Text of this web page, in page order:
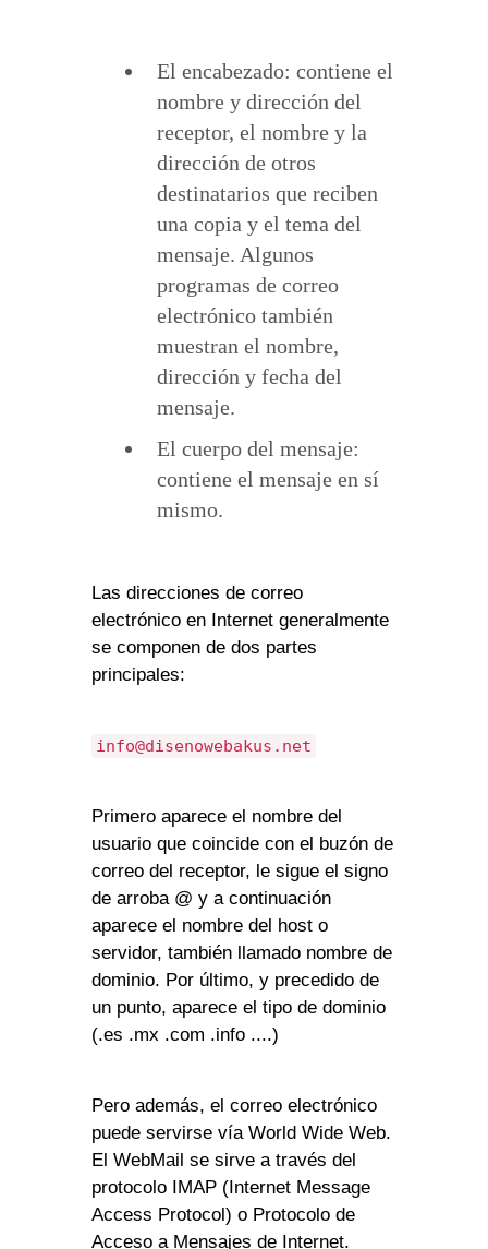
El encabezado: contiene el
nombre y dirección del
receptor, el nombre y la
dirección de otros
destinatarios que reciben
una copia y el tema del
mensaje. Algunos
programas de correo
electrónico también
muestran el nombre,
dirección y fecha del
mensaje.
El cuerpo del mensaje:
contiene el mensaje en sí
mismo.
Las direcciones de correo
electrónico en Internet generalmente
se componen de dos partes
principales:
info@disenowebakus.net
Primero aparece el nombre del
usuario que coincide con el buzón de
correo del receptor, le sigue el signo
de arroba @ y a continuación
aparece el nombre del host o
servidor, también llamado nombre de
dominio. Por último, y precedido de
un punto, aparece el tipo de dominio
(.es .mx .com .info ....)
Pero además, el correo electrónico
puede servirse vía World Wide Web.
El WebMail se sirve a través del
protocolo IMAP (Internet Message
Access Protocol) o Protocolo de
Acceso a Mensajes de Internet.